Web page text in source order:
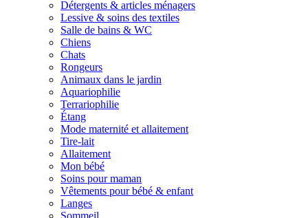
Détergents & articles ménagers
Lessive & soins des textiles
Salle de bains & WC
Chiens
Chats
Rongeurs
Animaux dans le jardin
Aquariophilie
Terrariophilie
Étang
Mode maternité et allaitement
Tire-lait
Allaitement
Mon bébé
Soins pour maman
Vêtements pour bébé & enfant
Langes
Sommeil